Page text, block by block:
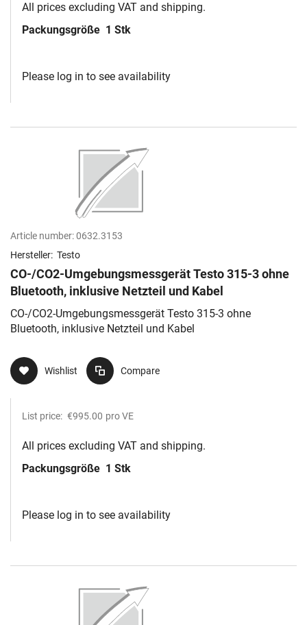
All prices excluding VAT and shipping.
Packungsgröße 1 Stk
Please log in to see availability
Article number:0632.3153
Hersteller: Testo
CO-/CO2-Umgebungsmessgerät Testo 315-3 ohne
Bluetooth, inklusive Netzteil und Kabel
CO-/CO2-Umgebungsmessgerät Testo 315-3 ohne
Bluetooth, inklusive Netzteil und Kabel
Wishlist Compare
List price: €995.00 pro VE
All prices excluding VAT and shipping.
Packungsgröße 1 Stk
Please log in to see availability